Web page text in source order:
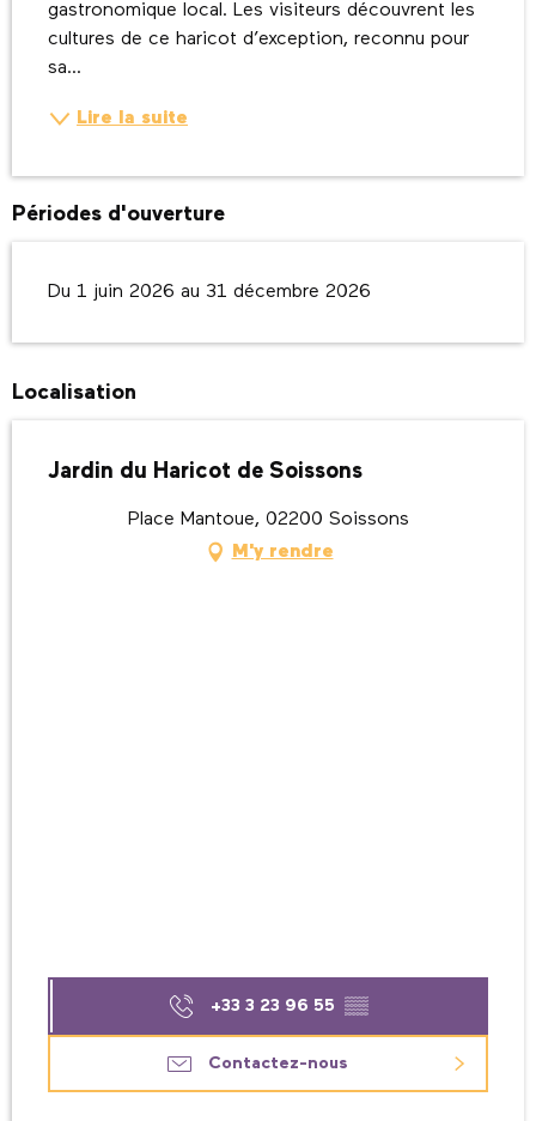
gastronomique local. Les visiteurs découvrent les
cultures de ce haricot d’exception, reconnu pour
sa...
Lire la suite
Périodes d'ouverture
Du 1 juin 2026 au 31 décembre 2026
Localisation
Jardin du Haricot de Soissons
Place Mantoue, 02200 Soissons
M'y rendre
+33 3 23 96 55 ▒▒
Contactez-nous